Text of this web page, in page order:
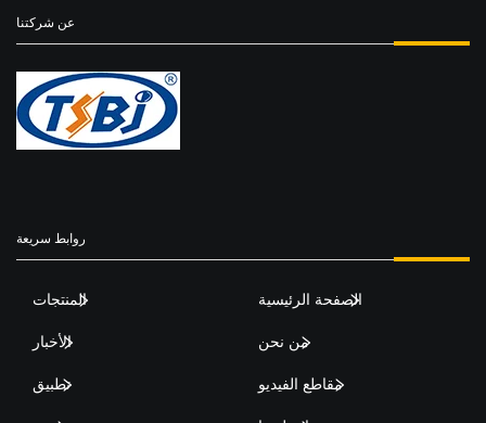
عن شركتنا
روابط سريعة
الصفحة الرئيسية المنتجات
من نحن الأخبار
مقاطع الفيديو تطبيق